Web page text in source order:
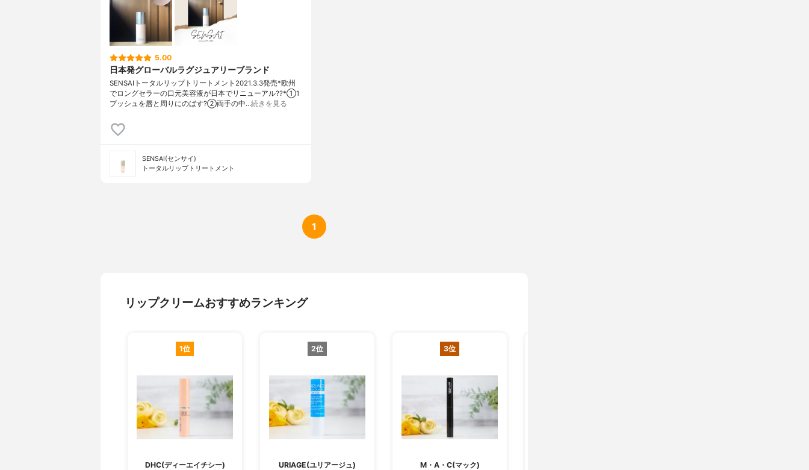
5.00
日本発グローバルラグジュアリーブランド
SENSAIトータルリップトリートメント2021.3.3発売*欧州
でロングセラーの口元美容液が日本でリニューアル??*①1
プッシュを唇と周りにのばす?②両手の中…続きを見る
SENSAI(センサイ)
トータルリップトリートメント
1
リップクリームおすすめランキング
1位
DHC(ディーエイチシー)
2位
URIAGE(ユリアージュ)
3位
M・A・C(マック)